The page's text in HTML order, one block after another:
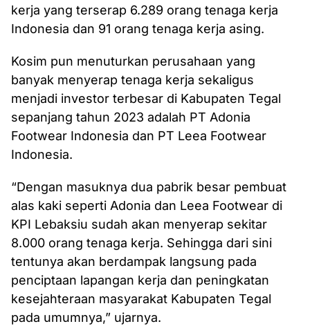
kerja yang terserap 6.289 orang tenaga kerja
Indonesia dan 91 orang tenaga kerja asing.
Kosim pun menuturkan perusahaan yang
banyak menyerap tenaga kerja sekaligus
menjadi investor terbesar di Kabupaten Tegal
sepanjang tahun 2023 adalah PT Adonia
Footwear Indonesia dan PT Leea Footwear
Indonesia.
“Dengan masuknya dua pabrik besar pembuat
alas kaki seperti Adonia dan Leea Footwear di
KPI Lebaksiu sudah akan menyerap sekitar
8.000 orang tenaga kerja. Sehingga dari sini
tentunya akan berdampak langsung pada
penciptaan lapangan kerja dan peningkatan
kesejahteraan masyarakat Kabupaten Tegal
pada umumnya,” ujarnya.